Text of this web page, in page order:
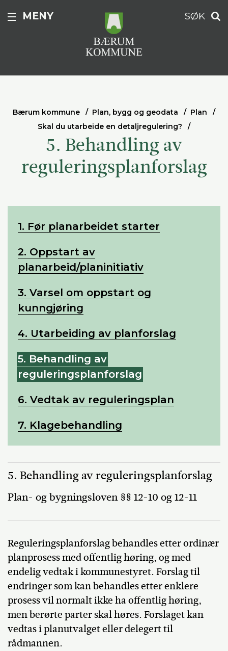
MENY SØK
Bærum kommune Plan, bygg og geodata
Plan
Skal du utarbeide en detaljregulering?
5. Behandling av
reguleringsplanforslag
1. Før planarbeidet starter
2. Oppstart av
planarbeid/planinitiativ
3. Varsel om oppstart og
kunngjøring
4. Utarbeiding av planforslag
5. Behandling av
reguleringsplanforslag
6. Vedtak av reguleringsplan
7. Klagebehandling
5. Behandling av reguleringsplanforslag
Plan- og bygningsloven §§ 12-10 og 12-11
Reguleringsplanforslag behandles etter ordinær
planprosess med offentlig høring, og med
endelig vedtak i kommunestyret. Forslag til
endringer som kan behandles etter enklere
prosess vil normalt ikke ha offentlig høring,
men berørte parter skal høres. Forslaget kan
vedtas i planutvalget eller delegert til
rådmannen.